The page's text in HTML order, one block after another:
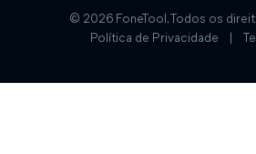
© 2026 FoneTool. Todos os
Política de Privacidade